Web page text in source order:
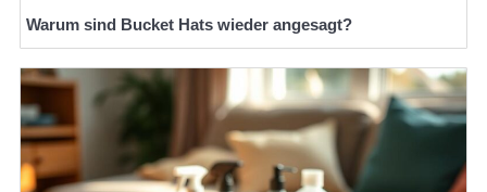
Warum sind Bucket Hats wieder angesagt?